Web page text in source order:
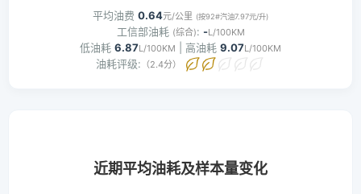
平均油费 0.64元/公里 (按92#汽油7.97元/升)
工信部油耗 (综合): -L/100KM
低油耗 6.87L/100KM | 高油耗 9.07L/100KM
油耗评级: （2.4分）